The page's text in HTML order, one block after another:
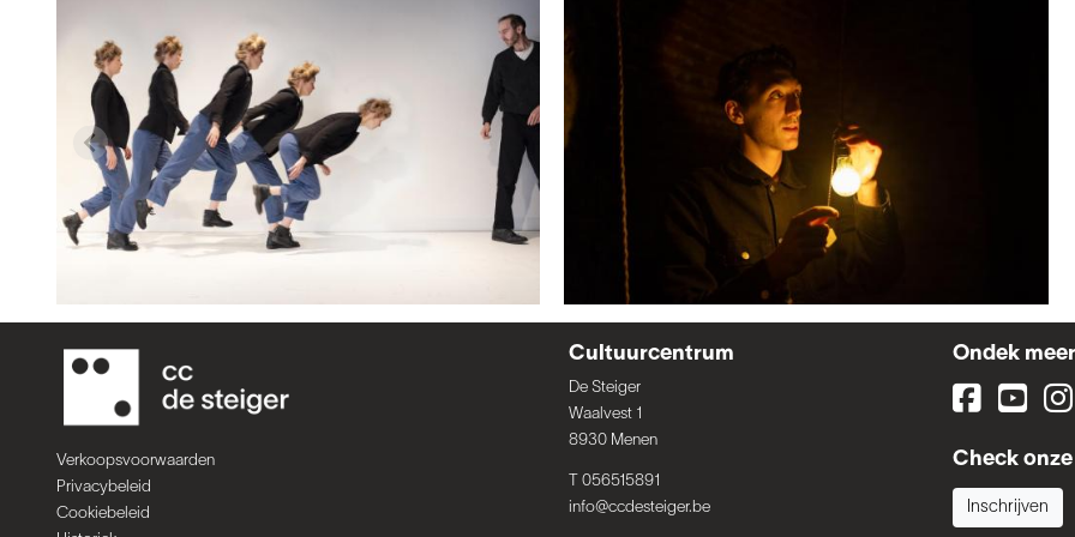
Verkoopsvoorwaarden
Privacybeleid
Cookiebeleid
Cultuurcentrum
De Steiger
Waalvest 1
8930 Menen
T 056515891
info@ccdesteiger.be
Ondek meer
Check
Inschrijven